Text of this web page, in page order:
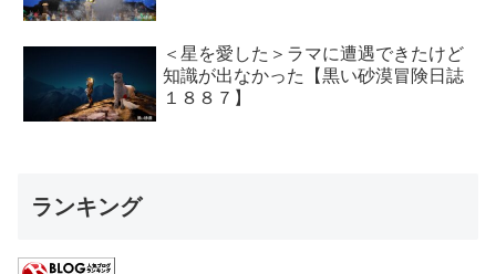
＜星を愛した＞ラマに遭遇できたけど
知識が出なかった【黒い砂漠冒険日誌
１８８７】
ランキング